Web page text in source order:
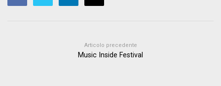
Articolo precedente
Music Inside Festival